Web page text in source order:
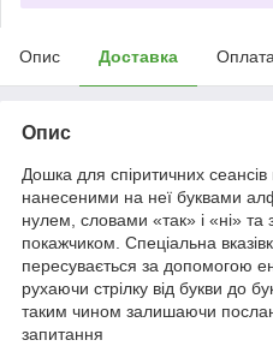
Опис Доставка Оплата
Опис
Дошка для спіритичних
нанесеними на неї буквами
нулем, словами «так» і «ні»
покажчиком. Спеціальна
пересувається за допомогою
рухаючи стрілку від букви до
таким чином залишаючи
запитання